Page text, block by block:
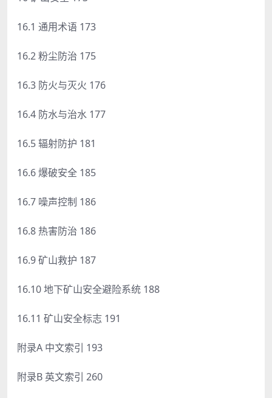
16.1 通用术语 173
16.2 粉尘防治 175
16.3 防火与灭火 176
16.4 防水与治水 177
16.5 辐射防护 181
16.6 爆破安全 185
16.7 噪声控制 186
16.8 热害防治 186
16.9 矿山救护 187
16.10 地下矿山安全避险系统 188
16.11 矿山安全标志 191
附录A 中文索引 193
附录B 英文索引 260